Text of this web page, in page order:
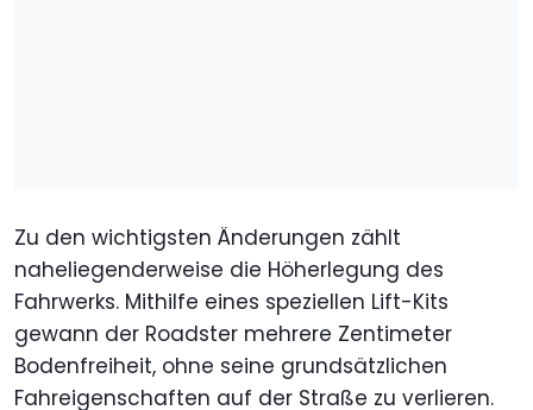
Zu den wichtigsten Änderungen zählt
naheliegenderweise die Höherlegung des
Fahrwerks. Mithilfe eines speziellen Lift-Kits
gewann der Roadster mehrere Zentimeter
Bodenfreiheit, ohne seine grundsätzlichen
Fahreigenschaften auf der Straße zu verlieren.